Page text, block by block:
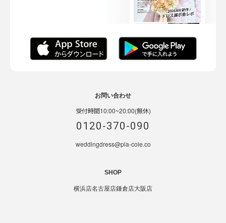
お問い合わせ
受付時間10:00~20:00(無休)
0120-370-090
weddingdress@pla-cole.co
SHOP
横浜店名古屋店鎌倉店大阪店